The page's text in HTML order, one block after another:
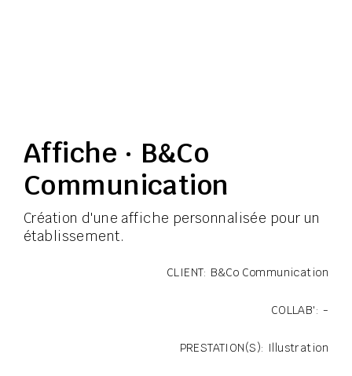
Affiche · B&Co
Communication
Création d'une affiche personnalisée pour un
établissement.
CLIENT: B&Co Communication
COLLAB': -
PRESTATION(S): Illustration